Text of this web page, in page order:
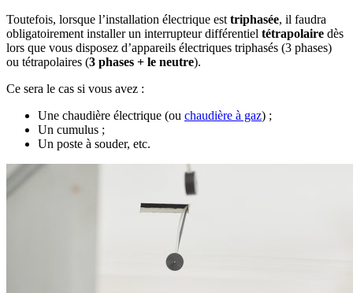
Toutefois, lorsque l’installation électrique est triphasée, il faudra
obligatoirement installer un interrupteur différentiel tétrapolaire dès
lors que vous disposez d’appareils électriques triphasés (3 phases)
ou tétrapolaires (3 phases + le neutre).
Ce sera le cas si vous avez :
Une chaudière électrique (ou chaudière à gaz) ;
Un cumulus ;
Un poste à souder, etc.